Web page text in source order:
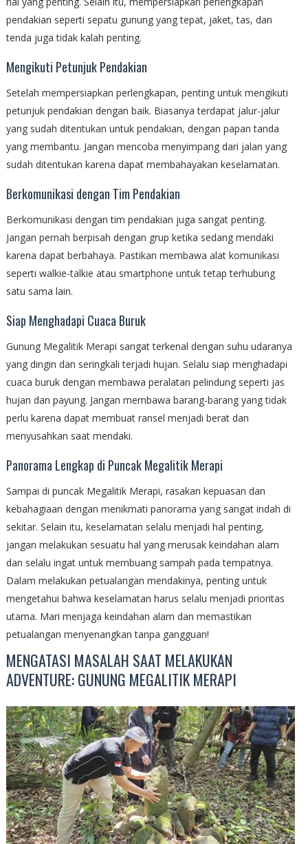
pendakian seperti sepatu gunung yang tepat, jaket, tas, dan
tenda juga tidak kalah penting.
Mengikuti Petunjuk Pendakian
Setelah mempersiapkan perlengkapan, penting untuk mengikuti
petunjuk pendakian dengan baik. Biasanya terdapat jalur-jalur
yang sudah ditentukan untuk pendakian, dengan papan tanda
yang membantu. Jangan mencoba menyimpang dari jalan yang
sudah ditentukan karena dapat membahayakan keselamatan.
Berkomunikasi dengan Tim Pendakian
Berkomunikasi dengan tim pendakian juga sangat penting.
Jangan pernah berpisah dengan grup ketika sedang mendaki
karena dapat berbahaya. Pastikan membawa alat komunikasi
seperti walkie-talkie atau smartphone untuk tetap terhubung
satu sama lain.
Siap Menghadapi Cuaca Buruk
Gunung Megalitik Merapi sangat terkenal dengan suhu udaranya
yang dingin dan seringkali terjadi hujan. Selalu siap menghadapi
cuaca buruk dengan membawa peralatan pelindung seperti jas
hujan dan payung. Jangan membawa barang-barang yang tidak
perlu karena dapat membuat ransel menjadi berat dan
menyusahkan saat mendaki.
Panorama Lengkap di Puncak Megalitik Merapi
Sampai di puncak Megalitik Merapi, rasakan kepuasan dan
kebahagiaan dengan menikmati panorama yang sangat indah di
sekitar. Selain itu, keselamatan selalu menjadi hal penting,
jangan melakukan sesuatu hal yang merusak keindahan alam
dan selalu ingat untuk membuang sampah pada tempatnya.
Dalam melakukan petualangan mendakinya, penting untuk
mengetahui bahwa keselamatan harus selalu menjadi prioritas
utama. Mari menjaga keindahan alam dan memastikan
petualangan menyenangkan tanpa gangguan!
MENGATASI MASALAH SAAT MELAKUKAN
ADVENTURE: GUNUNG MEGALITIK MERAPI